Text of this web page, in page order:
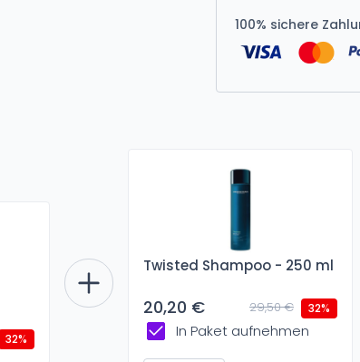
100% sichere
32%
Twisted Shampoo - 250 ml
20,20 € 29,50 € 32%
In Paket aufnehmen